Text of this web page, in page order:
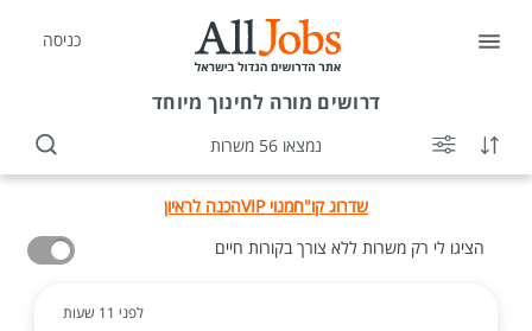
כניסה
דרושים מורה לחינוך מיוחד
נמצאו 56 משרות
שדרוג קו"חמנוי VIP
הכנה לראיון
הציגו לי רק משרות ללא צורך בקורות חיים
לפני 11 שעות